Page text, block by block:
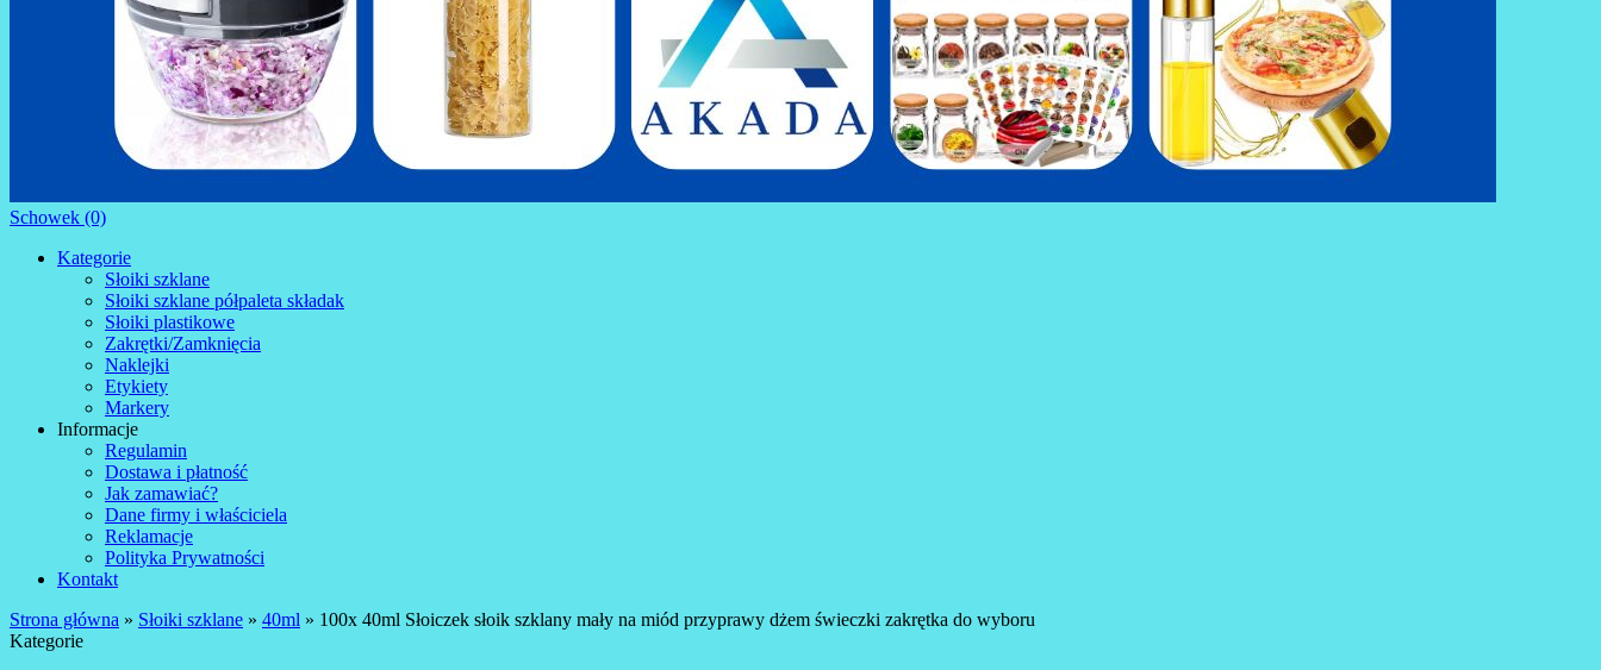
Schowek (0)
Kategorie
Słoiki szklane
Słoiki szklane półpaleta składak
Słoiki plastikowe
Zakrętki/Zamknięcia
Naklejki
Etykiety
Markery
Informacje
Regulamin
Dostawa i płatność
Jak zamawiać?
Dane firmy i właściciela
Reklamacje
Polityka Prywatności
Kontakt
Strona główna » Słoiki szklane » 40ml » 100x 40ml Słoiczek słoik szklany mały na miód przyprawy dżem świeczki zakrętka do wyboru
Kategorie